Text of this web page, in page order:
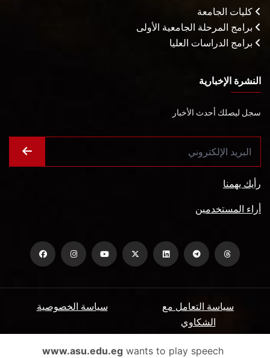
كليات الجامعة
برامج المرحلة الجامعية الأولى
برامج الدراسات العليا
النشرة الإخبارية
سجل ليصلك أحدث الأخبار
رأيك يهمنا
أراء المستخدمين
سياسة الخصوصية
سياسة التعامل مع
الشكاوي
الأسئلة الشائعة ميثاق المتعاملين www.asu.edu.egwants to play speech